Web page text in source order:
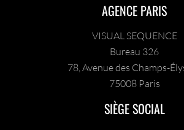
AGENCE PARIS
VISUAL SEQUENCE
Bureau 326
78, Avenue des Champs-
75008 Paris
SIÈGE SOCIAL